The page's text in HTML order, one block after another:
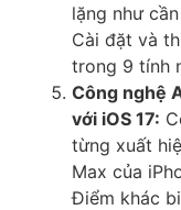
lặng như
Cài đặt và
trong 9 tính
Công nghệ
với iOS 17:
từng xuất
Max của
Điểm khác